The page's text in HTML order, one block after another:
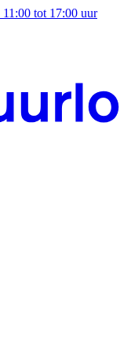
11:00 tot 17:00 uur